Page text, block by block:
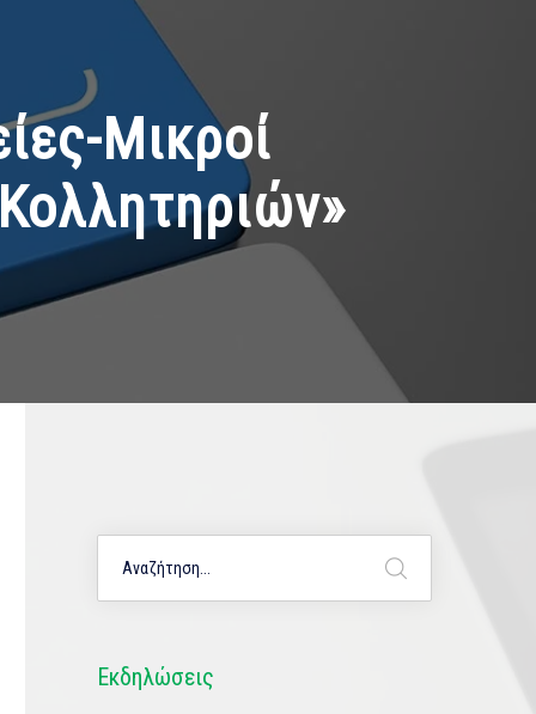
Μικροί
Εκδηλώσεις